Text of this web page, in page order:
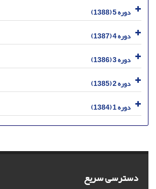
دوره 5 (1388)
دوره 4 (1387)
دوره 3 (1386)
دوره 2 (1385)
دوره 1 (1384)
دسترسی سریع